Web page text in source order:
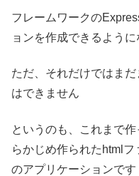
フレームワークの
ョンを作成できるよう
ただ、それだけではま
はできません
というのも、これまで
らかじめ作られたhtml
のアプリケーションです